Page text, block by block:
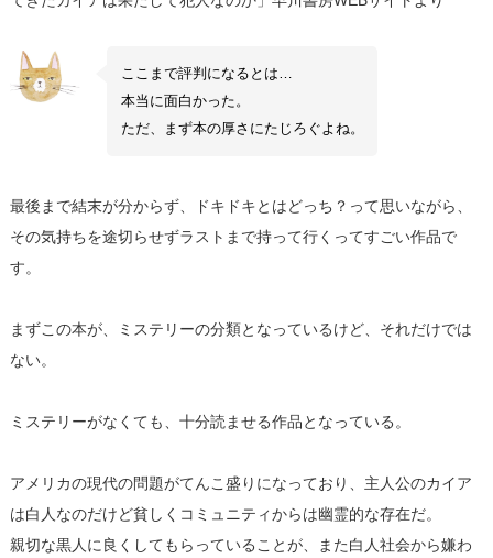
ここまで評判になるとは…
本当に面白かった。
ただ、まず本の厚さにたじろぐよね。
最後まで結末が分からず、ドキドキとはどっち？って思いながら、
その気持ちを途切らせずラストまで持って行くってすごい作品で
す。
まずこの本が、ミステリーの分類となっているけど、それだけでは
ない。
ミステリーがなくても、十分読ませる作品となっている。
アメリカの現代の問題がてんこ盛りになっており、主人公のカイア
は白人なのだけど貧しくコミュニティからは幽霊的な存在だ。
親切な黒人に良くしてもらっていることが、また白人社会から嫌わ